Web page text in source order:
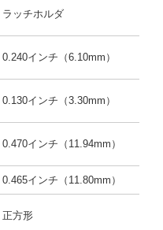
ラッチホルダ
0.240インチ（6.10mm）
0.130インチ（3.30mm）
0.470インチ（11.94mm）
0.465インチ（11.80mm）
正方形